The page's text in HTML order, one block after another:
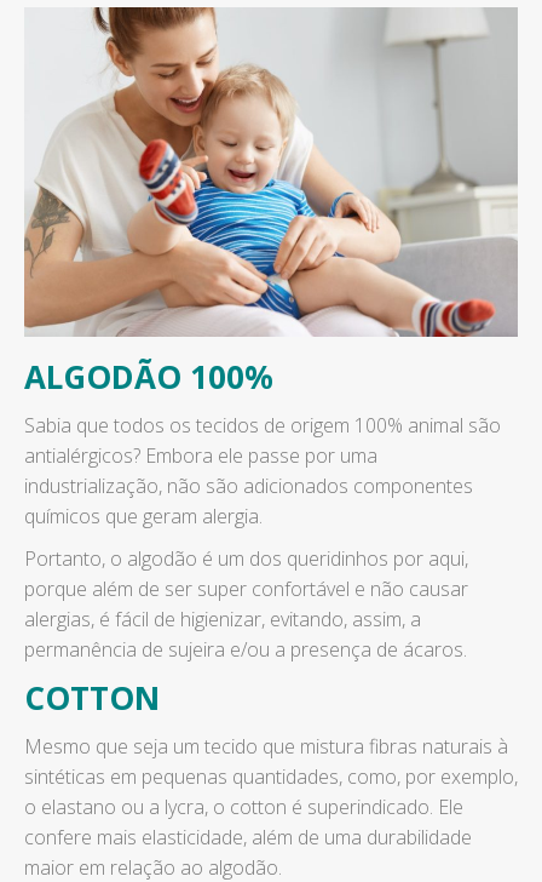
ALGODÃO 100%
Sabia que todos os tecidos de origem 100% animal são
antialérgicos? Embora ele passe por uma
industrialização, não são adicionados componentes
químicos que geram alergia.
Portanto, o algodão é um dos queridinhos por aqui,
porque além de ser super confortável e não causar
alergias, é fácil de higienizar, evitando, assim, a
permanência de sujeira e/ou a presença de ácaros.
COTTON
Mesmo que seja um tecido que mistura fibras naturais à
sintéticas em pequenas quantidades, como, por exemplo,
o elastano ou a lycra, o cotton é superindicado. Ele
confere mais elasticidade, além de uma durabilidade
maior em relação ao algodão.